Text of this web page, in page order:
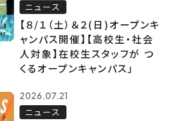
ニュース
【８/１（土）＆２(日)オープンキ
ャンパス開催】【高校生・社会
人対象】在校生スタッフが つ
くるオープンキャンパス」
2026.07.21
ニュース